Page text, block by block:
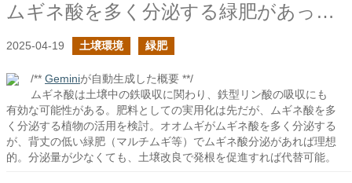
ムギネ酸を多く分泌する緑肥があったら良いな
2025-04-19 土壌環境 緑肥
/** Geminiが自動生成した概要 **/
ムギネ酸は土壌中の鉄吸収に関わり、鉄型リン酸の吸収にも
有効な可能性がある。肥料としての実用化は先だが、ムギネ酸を多
く分泌する植物の活用を検討。オオムギがムギネ酸を多く分泌する
が、背丈の低い緑肥（マルチムギ等）でムギネ酸分泌があれば理想
的。分泌量が少なくても、土壌改良で発根を促進すれば代替可能。